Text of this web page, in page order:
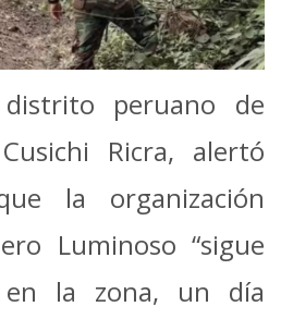
peruano de
Ricra, alertó
la organización
Luminoso “sigue
en la zona, un día